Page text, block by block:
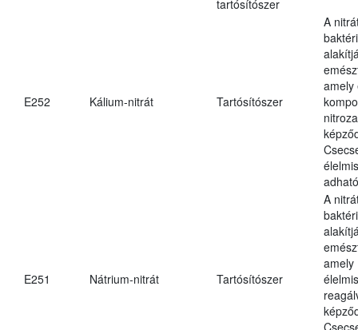
tartósítószer
E252 Kálium-nitrát Tartósítószer
A
amely
E251 Nátrium-nitrát Tartósítószer
A
amely